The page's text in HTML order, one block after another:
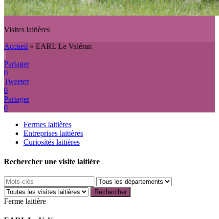
Visites laitières
Accueil » EARL Le Valéran
Partager
0
Tweeter
0
Partager
0
Fermes laitières
Entreprises laitières
Curiosités laitières
Rechercher une visite laitière
Ferme laitière